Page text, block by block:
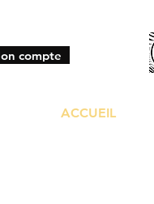
compte
ACCUEIL